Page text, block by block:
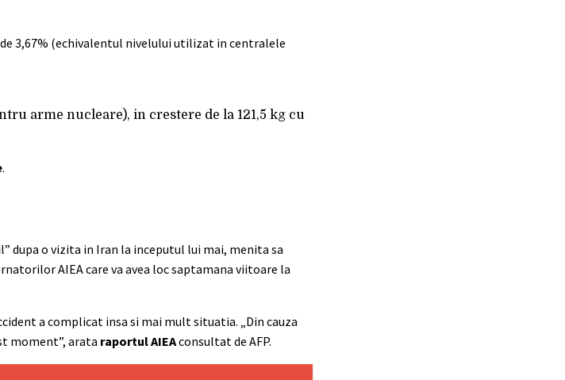
3,67% (echivalentul nivelului utilizat in centralele
arme nucleare), in crestere de la 121,5 kg cu
.
dupa o vizita in Iran la inceputul lui mai, menita sa
AIEA care va avea loc saptamana viitoare la
a complicat insa si mai mult situatia. „Din cauza
moment”, arata raportul AIEAconsultat de AFP.